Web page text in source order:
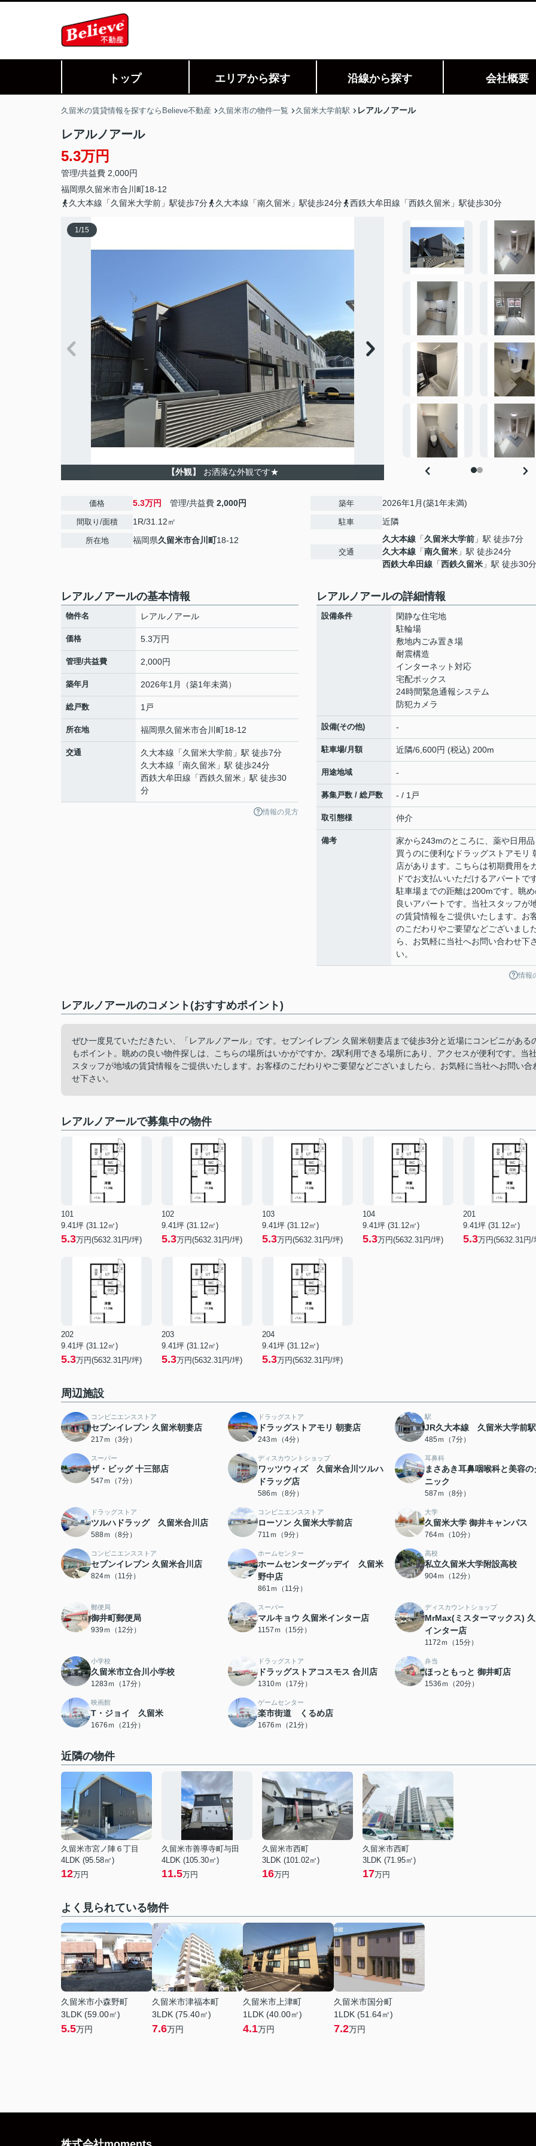
トップ エリアから探す 沿線から探す 会社概要
久留米の賃貸情報を探すならBelieve不動産 久留米市の物件一覧 久留米大学前駅 レアルノアール
レアルノアール
5.3万円
管理/共益費 2,000円
福岡県久留米市合川町18-12
久大本線「久留米大学前」駅徒歩7分
久大本線「南久留米」駅徒歩24分 西鉄大牟田線「西鉄久留米」駅徒歩30分
1/15
【外観】 お洒落な外観です★
価格 5.3万円 管理/共益費 2,000円
間取り/面積 1R/31.12㎡
所在地 福岡県久留米市合川町18-12
築年 2026年1月(築1年未満)
駐車 近隣
交通
久大本線 「久留米大学前 」駅 徒歩7分
久大本線 「南久留米 」駅 徒歩24分
西鉄大牟田線 「西鉄久留米 」駅 徒歩30分
レアルノアールの基本情報
物件名 レアルノアール
価格 5.3万円
管理/共益費 2,000円
築年月 2026年1月（築1年未満）
総戸数 1戸
所在地 福岡県久留米市合川町18-12
交通 久大本線 「久留米大学前 」駅 徒歩7分
久大本線 「南久留米 」駅 徒歩24分
西鉄大牟田線 「西鉄久留米 」駅 徒歩30
分
情報の見方
レアルノアールの詳細情報
設備条件
閑静な住宅地
駐輪場
敷地内ごみ置き場
耐震構造
インターネット対応
宅配ボックス
24時間緊急通報システム
防犯カメラ
設備(その他) -
駐車場/月額 近隣/6,600円 (税込) 200m
用途地域 -
募集戸数 / 総戸数 - / 1戸
取引態様 仲介
備考
家から243mのところに、薬や日用
買うのに便利なドラッグストアモリ
店があります。こちらは初期費用を
ドでお支払いいただけるアパートで
駐車場までの距離は200mです。眺
良いアパートです。当社スタッフが
の賃貸情報をご提供いたします。お
のこだわりやご要望などございまし
ら、お気軽に当社へお問い合わせ下
い。
情報
レアルノアールのコメント(おすすめポイント)
ぜひ一度見ていただきたい、「レアルノアール」です。セブンイレブン 久留米朝妻店まで徒歩3分と近場にコンビニがある
もポイント。眺めの良い物件探しは、こちらの場所はいかがですか。2駅利用できる場所にあり、アクセスが便利です。当
スタッフが地域の賃貸情報をご提供いたします。お客様のこだわりやご要望などございましたら、お気軽に当社へお問い合
せ下さい。
レアルノアールで募集中の物件
101
9.41坪 (31.12㎡)
5.3万円(5632.31円/坪)
102
9.41坪 (31.12㎡)
5.3万円(5632.31円/坪)
103
9.41坪 (31.12㎡)
5.3万円(5632.31円/坪)
104
9.41坪 (31.12㎡)
5.3万円(5632.31円/坪)
201
9.41坪 (31.12㎡)
5.3万円(5632.31円/
202
9.41坪 (31.12㎡)
5.3万円(5632.31円/坪)
203
9.41坪 (31.12㎡)
5.3万円(5632.31円/坪)
204
9.41坪 (31.12㎡)
5.3万円(5632.31円/坪)
周辺施設
コンビニエンスストア
セブンイレブン 久留米朝妻店
217ｍ（3分）
ドラッグストア
ドラッグストアモリ 朝妻店
243ｍ（4分）
駅
JR久大本線 久留米大学前駅
485ｍ（7分）
スーパー
ザ・ビッグ 十三部店
547ｍ（7分）
ディスカウントショップ
ワッツウィズ 久留米合川ツルハ
ドラッグ店
586ｍ（8分）
耳鼻科
まさあき耳鼻咽喉科と美容の
ニック
587ｍ（8分）
ドラッグストア
ツルハドラッグ 久留米合川店
588ｍ（8分）
コンビニエンスストア
ローソン 久留米大学前店
711ｍ（9分）
大学
久留米大学 御井キャンパス
764ｍ（10分）
コンビニエンスストア
セブンイレブン 久留米合川店
824ｍ（11分）
ホームセンター
ホームセンターグッデイ 久留米
野中店
861ｍ（11分）
高校
私立久留米大学附設高校
904ｍ（12分）
郵便局
御井町郵便局
939ｍ（12分）
スーパー
マルキョウ 久留米インター店
1157ｍ（15分）
ディスカウントショップ
MrMax(ミスターマックス)
インター店
1172ｍ（15分）
小学校
久留米市立合川小学校
1283ｍ（17分）
ドラッグストア
ドラッグストアコスモス 合川店
1310ｍ（17分）
弁当
ほっともっと 御井町店
1536ｍ（20分）
映画館
T・ジョイ 久留米
1676ｍ（21分）
ゲームセンター
楽市街道 くるめ店
1676ｍ（21分）
近隣の物件
久留米市宮ノ陣６丁目
4LDK (95.58㎡)
12万円
久留米市善導寺町与田
4LDK (105.30㎡)
11.5万円
久留米市西町
3LDK (101.02㎡)
16万円
久留米市西町
3LDK (71.95㎡)
17万円
よく見られている物件
久留米市小森野町
3LDK (59.00㎡)
5.5万円
久留米市津福本町
3LDK (75.40㎡)
7.6万円
久留米市上津町
1LDK (40.00㎡)
4.1万円
久留米市国分町
1LDK (51.64㎡)
7.2万円